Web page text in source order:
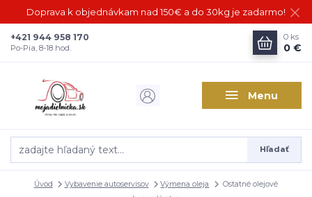
Doprava k objednávkam nad 150€ a do 30kg je zadarmo!
Menu
Hľadať
+421 944 958 170
Po-Pia, 8-18 hod.
0 ks
0 €
Úvod Vybavenie autoservisov Výmena oleja
Ostatné olejové